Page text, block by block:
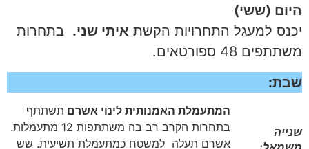
היום (ששי)
יכנס למעגל התחרויות הקשת איתי שני. בתחרות
משתתפים 48 ספורטאים.
שבת:
שנייה
המתעמלת האמנותית לינוי אשרם תשתתף
בתחרות הקרב רב בה משתתפות 12 מתעמלות.
אשרם תעלה למשטח כמתעמלת תשיעית. שש